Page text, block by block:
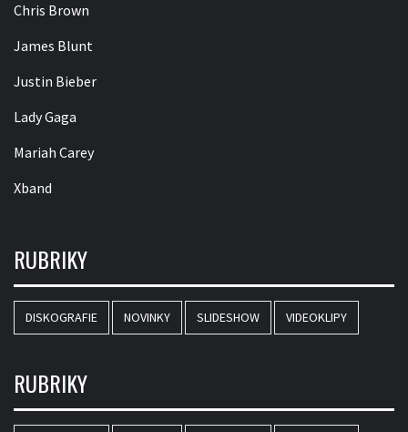
Chris Brown
James Blunt
Justin Bieber
Lady Gaga
Mariah Carey
Xband
RUBRIKY
DISKOGRAFIE NOVINKY SLIDESHOW VIDEOKLIPY
RUBRIKY